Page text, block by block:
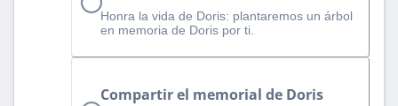
Honra la vida de Doris: plantaremos un árbol
en memoria de Doris por ti.
Compartir el memorial de Doris